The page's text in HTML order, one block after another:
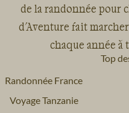
de la randonnée pour
d'Aventure fait
chaque année à
Top
Randonnée France
Voyage Tanzanie